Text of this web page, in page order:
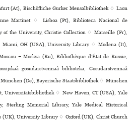
(At), Bischöfliche Gurker Mensalbibliothek ♢ Laon
Martinet ♢ Lisboa (Pt), Biblioteca Nacional de
the University, Christie Collection ♢ Marseille (Fr),
Miami, OH (USA), University Library ♢ Modena (It),
= Moskva (Ru), Bibliothèque d’État de Russie,
gosudarstvennaâ biblioteka, Gosudarstvennaâ
(De), Bayerische Staatsbibliothek ♢ München
Universitätsbibliothek ♢ New Haven, CT (USA), Yale
Sterling Memorial Library, Yale Medical Historical
(UK), University Library ♢ Oxford (UK), Christ Church